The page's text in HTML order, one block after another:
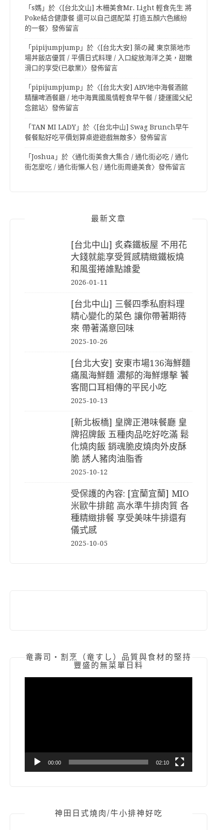
「s媽 」於〈 [台北文山] 木柵美食Mr. Light 輕食先生 將
Poke結合健康餐 還可以自己選配菜 打造五顏六色繽紛
的一餐〉發佈留言
「pipijumpjump 」於〈 [台北大安] 築の藏 東京築地市
場丼飯店優質 / 平價日式料理 / 入口綻放海洋之美，甜嫩
滑口的享受(已歇業)〉發佈留言
「pipijumpjump 」於〈 [台北大安] ABV地中海餐酒館
精釀啤酒餐廳 / 地中海異國風情輕食早午餐 / 捷運國父紀
念館站〉發佈留言
「TAN MI LADY」於〈 [台北中山] Swag Brunch早午
餐餐點好吃平價划算桌遊遊戲無敵多〉發佈留言
「Joshua 」於〈通化街美食大集合 / 通化街必吃 / 通化
街怎麼吃 / 通化街懶人包 / 通化街周邊美食〉發佈留言
最新文章
[台北中山] 炙森鐵板屋 不用花
大錢就能享受質感精緻鐵板燒
和風蛋捲誰點誰愛
2026-01-11
[台北中山] 三餐四季私廚料理
精心變化的菜色 讓你帶著期待
來 帶著滿意回味
2025-10-26
[台北大安] 安東市場136海鮮麵
痛風海鮮麵 濃郁的海鮮爆擊 饕
客間口耳相傳的平民小吃
2025-10-13
[新北板橋] 皇牌正港味餐廳 皇
牌招牌飯 五種肉品吃好吃滿 鬆
化燒肉飯 銷魂脆皮燒肉外皮酥
脆 誘人豬肉油脂香
2025-10-12
受保護的內容: [宜蘭宜蘭] MIO
米歐牛排館 高水準牛排肉質 各
種精緻排餐 享受美味牛排還有
儀式感
2025-10-05
竜壽司‧割烹（竜すし）品質與食材的堅持
豐盛的無菜單日料
00:00 02:10
神田日式燒肉/牛小排神好吃